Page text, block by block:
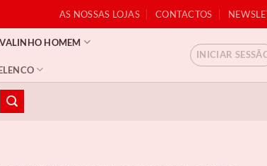
AS NOSSAS LOJAS CONTACTOS
HOMEM
INICIAR